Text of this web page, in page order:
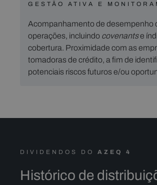
GESTÃO ATIVA E
Acompanhamento de desempenho
operações, incluindo covenantse
cobertura. Proximidade com as
tomadoras de crédito, a fim de
potenciais riscos futuros e/ou
DIVIDENDOS DO AZEQ 4
Histórico de